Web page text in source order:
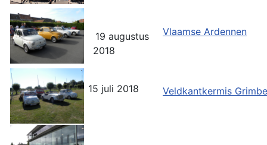
19 augustus
2018
Vlaamse Ardennen
15 juli 2018 Veldkantkermis